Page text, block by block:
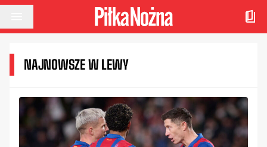
Przejdź do treści
NAJNOWSZE W LEWY